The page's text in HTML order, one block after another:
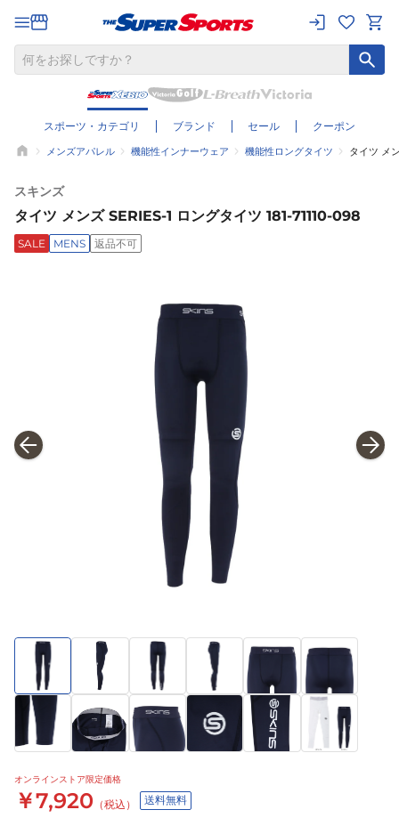
スポーツ・カテゴリ ブランド セール クーポン
メンズアパレル 機能性インナーウェア 機能性ロングタイツ タイツ メ
スキンズ
タイツ メンズ SERIES-1 ロングタイツ 181-71110-098
SALE MENS 返品不可
オンラインストア限定価格
￥7,920 （税込） 送料無料